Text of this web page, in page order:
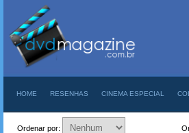
HOME RESENHAS CINEMA ESPECIAL
Ordenar por: